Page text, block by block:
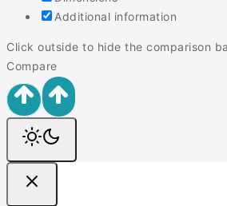
Additional information
Click outside to hide the comparison
Compare